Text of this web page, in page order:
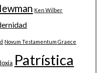
Ken Wilber
Novum Testamentum Graece
Patrística